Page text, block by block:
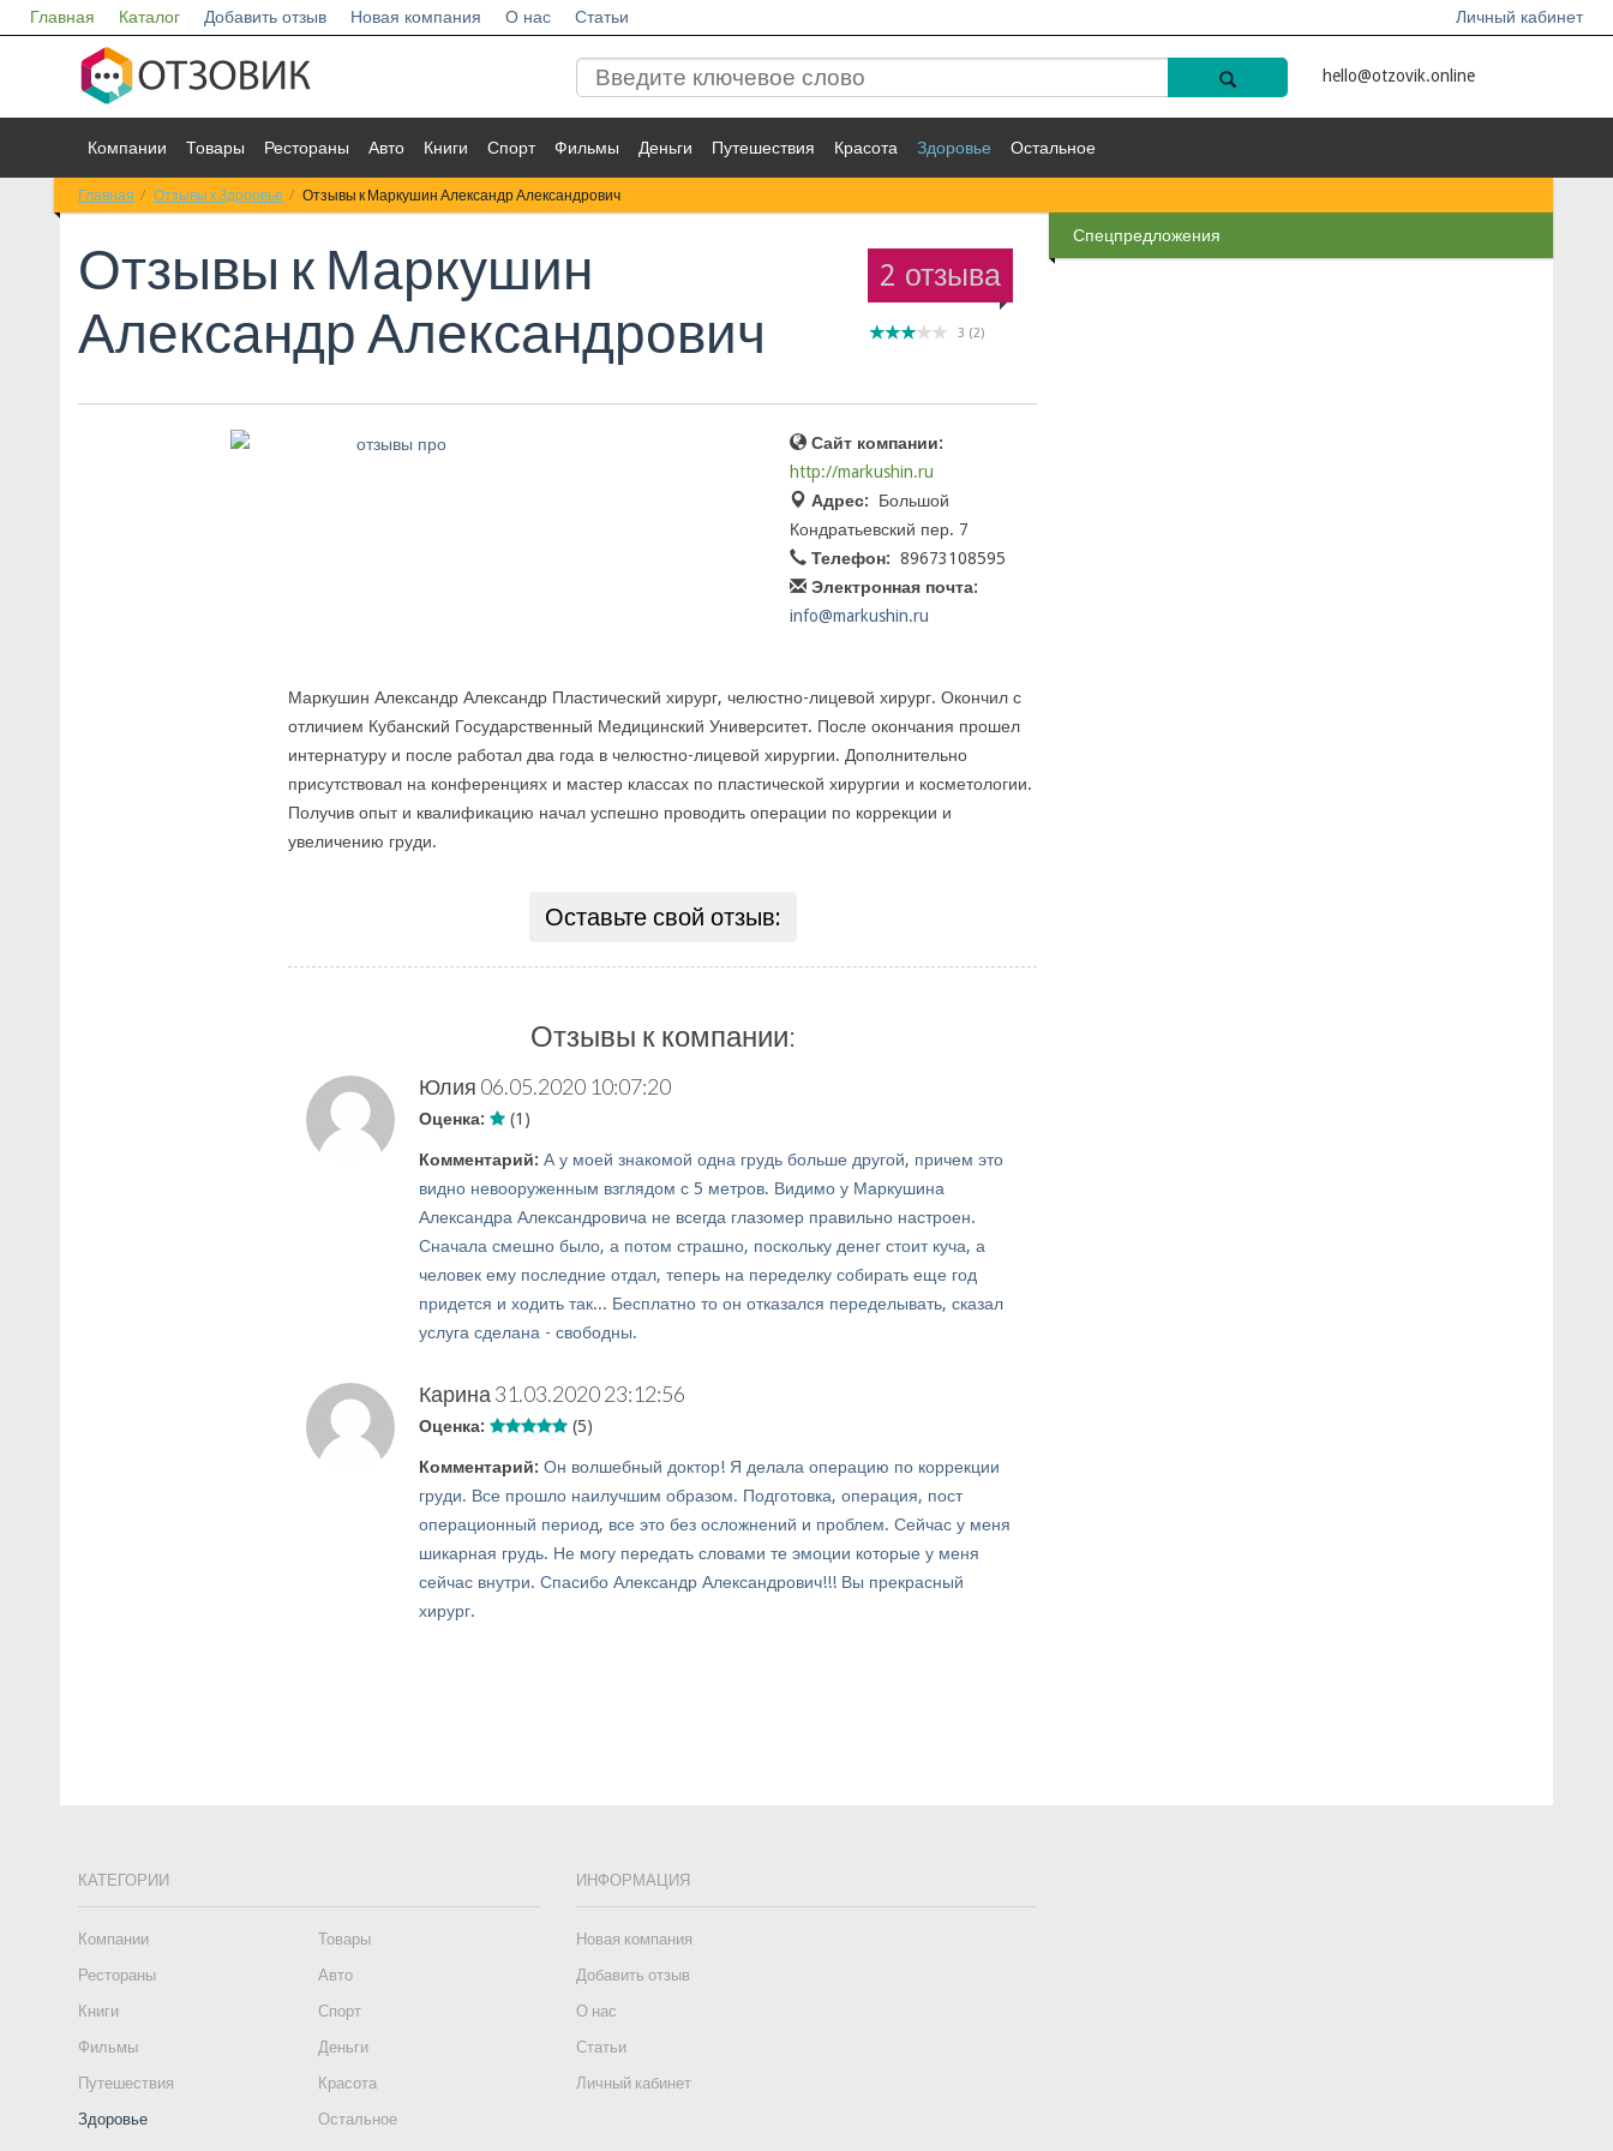
Главная Каталог Добавить отзыв Новая компания О нас Статьи Личный кабинет
hello@otzovik.online
Компании Товары Рестораны Авто Книги Спорт Фильмы Деньги Путешествия Красота Здоровье Остальное
Главная Отзывы к Здоровье Отзывы к Маркушин Александр Александрович
2 отзыва
3 (2)
Отзывы к Маркушин
Александр Александрович
Сайт компании:
http://markushin.ru
Адрес:
Большой
Кондратьевский пер. 7
Телефон: 89673108595
Электронная почта:
info@markushin.ru
Маркушин Александр Александр Пластический хирург, челюстно-лицевой хирург. Окончил с
отличием Кубанский Государственный Медицинский Университет. После окончания прошел
интернатуру и после работал два года в челюстно-лицевой хирургии. Дополнительно
присутствовал на конференциях и мастер классах по пластической хирургии и косметологии.
Получив опыт и квалификацию начал успешно проводить операции по коррекции и
увеличению груди.
Оставьте свой отзыв:
Отзывы к компании:
Юлия 06.05.2020 10:07:20
Оценка: (1)
Комментарий: А у моей знакомой одна грудь больше другой, причем это
видно невооруженным взглядом с 5 метров. Видимо у Маркушина
Александра Александровича не всегда глазомер правильно настроен.
Сначала смешно было, а потом страшно, поскольку денег стоит куча, а
человек ему последние отдал, теперь на переделку собирать еще год
придется и ходить так... Бесплатно то он отказался переделывать, сказал
услуга сделана - свободны.
Карина 31.03.2020 23:12:56
Оценка: (5)
Комментарий: Он волшебный доктор! Я делала операцию по коррекции
груди. Все прошло наилучшим образом. Подготовка, операция, пост
операционный период, все это без осложнений и проблем. Сейчас у меня
шикарная грудь. Не могу передать словами те эмоции которые у меня
сейчас внутри. Спасибо Александр Александрович!!! Вы прекрасный
хирург.
Спецпредложения
КАТЕГОРИИ
Компании
Товары
Рестораны
Авто
Книги
Спорт
Фильмы
Деньги
Путешествия
Красота
Здоровье
Остальное
ИНФОРМАЦИЯ
Новая компания
Добавить отзыв
О нас
Статьи
Личный кабинет